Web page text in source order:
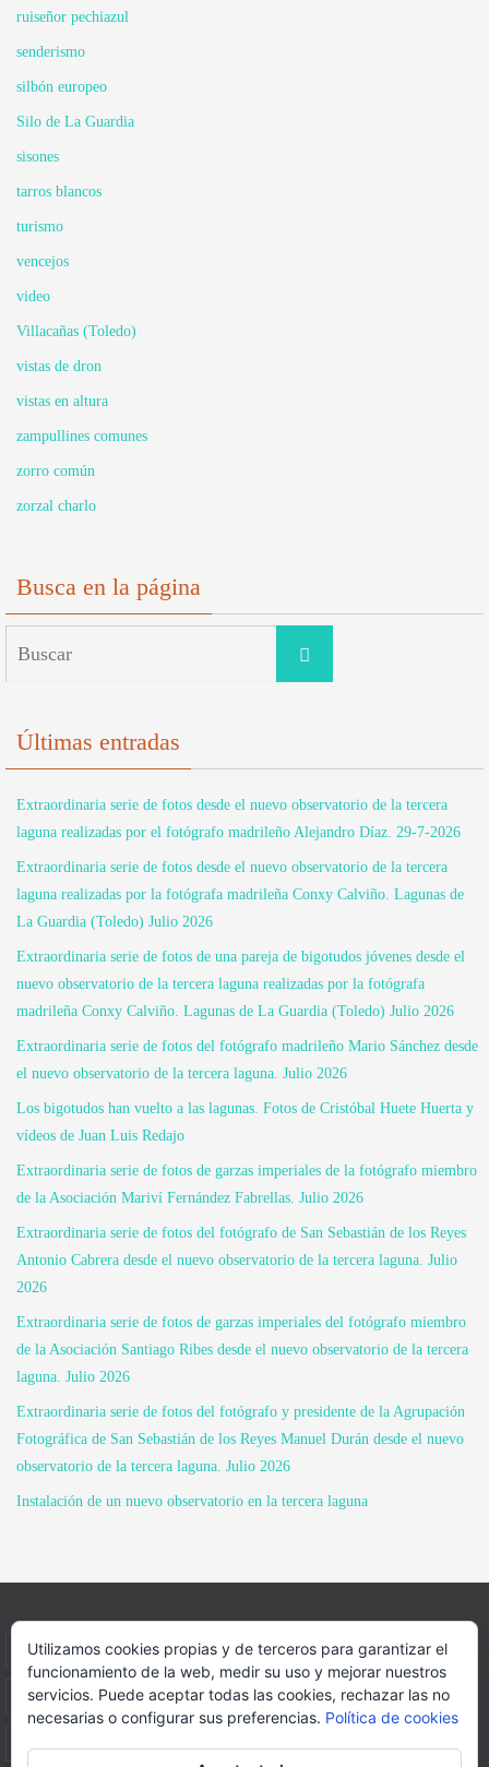
ruiseñor pechiazul
senderismo
silbón europeo
Silo de La Guardia
sisones
tarros blancos
turismo
vencejos
video
Villacañas (Toledo)
vistas de dron
vistas en altura
zampullines comunes
zorro común
zorzal charlo
Busca en la página
Buscar
Últimas entradas
Extraordinaria serie de fotos desde el nuevo observatorio de la tercera
laguna realizadas por el fotógrafo madrileño Alejandro Díaz. 29-7-2026
Extraordinaria serie de fotos desde el nuevo observatorio de la tercera
laguna realizadas por la fotógrafa madrileña Conxy Calviño. Lagunas de
La Guardia (Toledo) Julio 2026
Extraordinaria serie de fotos de una pareja de bigotudos jóvenes desde el
nuevo observatorio de la tercera laguna realizadas por la fotógrafa
madrileña Conxy Calviño. Lagunas de La Guardia (Toledo) Julio 2026
Extraordinaria serie de fotos del fotógrafo madrileño Mario Sánchez desde
el nuevo observatorio de la tercera laguna. Julio 2026
Los bigotudos han vuelto a las lagunas. Fotos de Cristóbal Huete Huerta y
vídeos de Juan Luis Redajo
Extraordinaria serie de fotos de garzas imperiales de la fotógrafo miembro
de la Asociación Mariví Fernández Fabrellas. Julio 2026
Extraordinaria serie de fotos del fotógrafo de San Sebastián de los Reyes
Antonio Cabrera desde el nuevo observatorio de la tercera laguna. Julio
2026
Extraordinaria serie de fotos de garzas imperiales del fotógrafo miembro
de la Asociación Santiago Ribes desde el nuevo observatorio de la tercera
laguna. Julio 2026
Extraordinaria serie de fotos del fotógrafo y presidente de la Agrupación
Fotográfica de San Sebastián de los Reyes Manuel Durán desde el nuevo
observatorio de la tercera laguna. Julio 2026
Instalación de un nuevo observatorio en la tercera laguna
INICIO INFORMACIÓN ASOCIACION
SUS HABITANTES FOTOS VIDEOS BLOG
Utilizamos cookies propias y de terceros para garantizar el
funcionamiento de la web, medir su uso y mejorar nuestros
servicios. Puede aceptar todas las cookies, rechazar las no
necesarias o configurar sus preferencias. Política de cookies